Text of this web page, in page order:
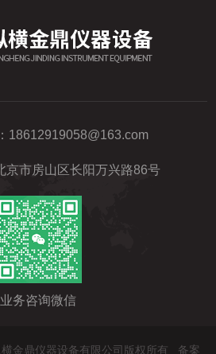
18612919058@163.com
京市房山区长阳万兴路86号
业务咨询微信
金鼎仪器设备有限公司版权所有 备案